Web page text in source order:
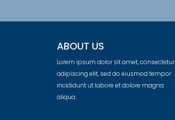
ABOUT US
Lorem ipsum dolor sit amet, consectetur
adipiscing elit, sed do eiusmod tempor
incididunt ut labore et dolore magna
aliqua.